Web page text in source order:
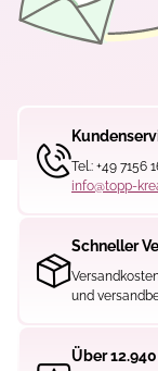
Tel.: +49 7156
info@topp-
Schneller
und
Über